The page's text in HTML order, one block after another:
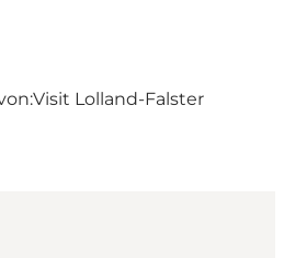
Visit Lolland-Falster